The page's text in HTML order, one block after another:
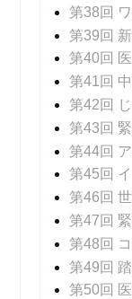
第40回
第42回
第46回
第48回
第49回
第50回